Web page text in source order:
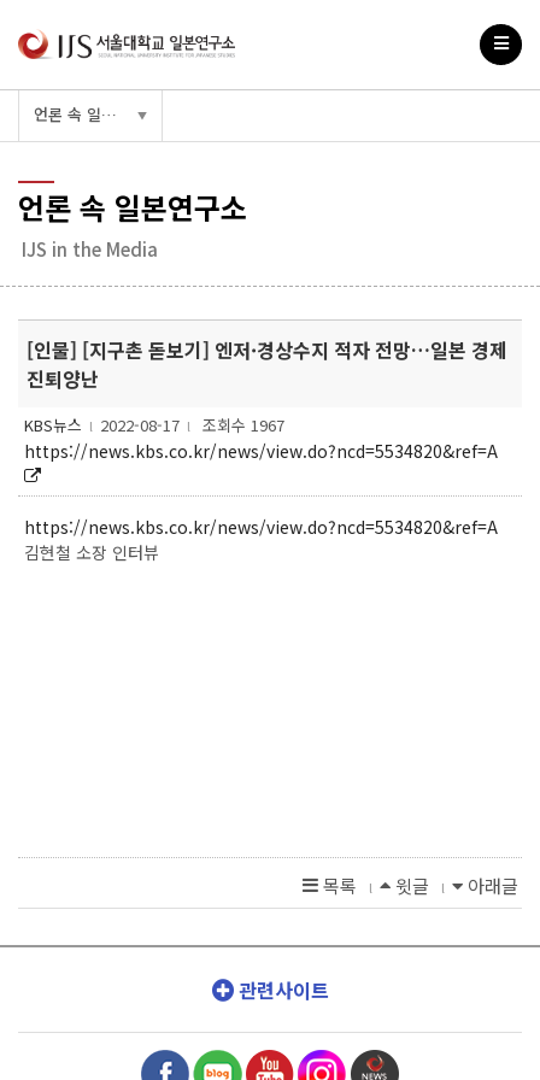
언론 속 일본연구소 ▼
언론 속 일본연구소
IJS in the Media
[인물] [지구촌 돋보기] 엔저·경상수지 적자 전망…일본 경제
진퇴양난
KBS뉴스 l 2022-08-17 l 조회수 1967
https://news.kbs.co.kr/news/view.do?ncd=5534820&ref=A
https://news.kbs.co.kr/news/view.do?ncd=5534820&ref=A
김현철 소장 인터뷰
목록 l 윗글 l 아래글
관련사이트